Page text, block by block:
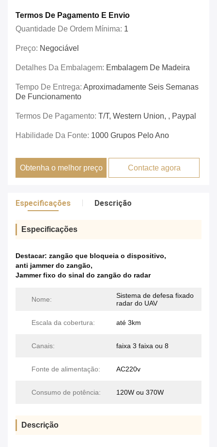
Termos De Pagamento E Envio
Quantidade De Ordem Mínima: 1
Preço: Negociável
Detalhes Da Embalagem: Embalagem De Madeira
Tempo De Entrega: Aproximadamente Seis Semanas
De Funcionamento
Termos De Pagamento: T/T, Western Union, , Paypal
Habilidade Da Fonte: 1000 Grupos Pelo Ano
Obtenha o melhor preço Contacte agora
Especificações Descrição
Especificações
Destacar: zangão que bloqueia o dispositivo,
anti jammer do zangão,
Jammer fixo do sinal do zangão do radar
Nome:
Sistema de defesa fixado
radar do UAV
Escala da cobertura: até 3km
Canais: faixa 3 faixa ou 8
Fonte de alimentação: AC220v
Consumo de potência: 120W ou 370W
Descrição